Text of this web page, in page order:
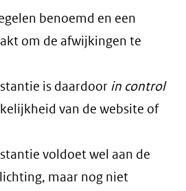
benoemd en een
om de afwijkingen te
is daardoor in control
van de website of
voldoet wel aan de
maar nog niet